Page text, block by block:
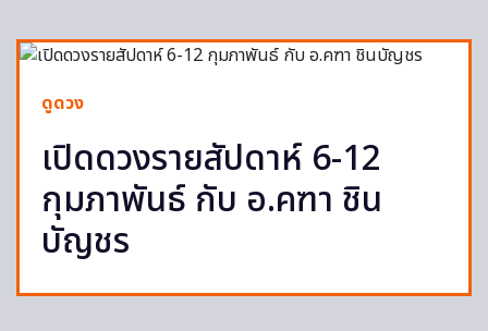
ดูดวง
เปิดดวงรายสัปดาห์ 6-12
กุมภาพันธ์ กับ อ.คฑา ชิน
บัญชร